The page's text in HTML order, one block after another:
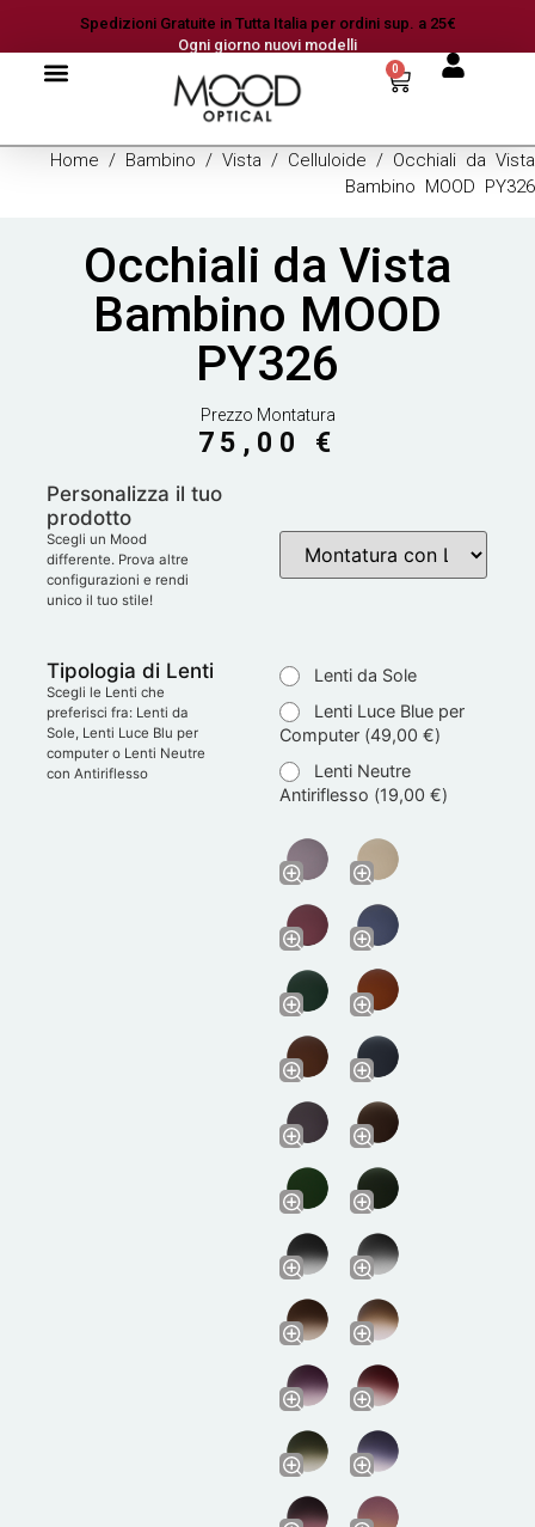
Spedizioni Gratuite in Tutta Italia per ordini sup. a 25€
Ogni giorno nuovi modelli
0
Home / Bambino / Vista / Celluloide / Occhiali da Vista
Bambino MOOD PY326
Occhiali da Vista
Bambino MOOD
PY326
Prezzo Montatura
75,00 €
Personalizza il tuo
prodotto
Scegli un Mood
differente. Prova altre
configurazioni e rendi
unico il tuo stile!
Tipologia di Lenti
Scegli le Lenti che
preferisci fra: Lenti da
Sole, Lenti Luce Blu per
computer o Lenti Neutre
con Antiriflesso
Lenti da Sole
Lenti Luce Blue per
Computer (49,00 €)
Lenti Neutre
Antiriflesso (19,00 €)